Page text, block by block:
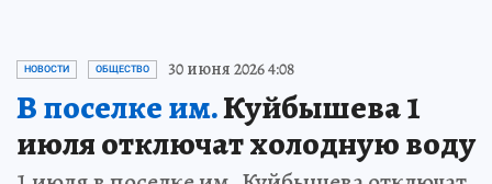
НОВОСТИ ОБЩЕСТВО 30 июня 2026 4:08
В поселке им.Куйбышева 1
июля отключат холодную воду